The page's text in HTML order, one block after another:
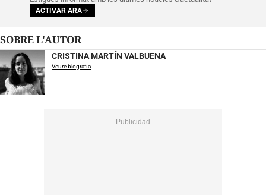
ACTIVAR ARA
SOBRE L'AUTOR
CRISTINA MARTÍN VALBUENA
Veure biografia